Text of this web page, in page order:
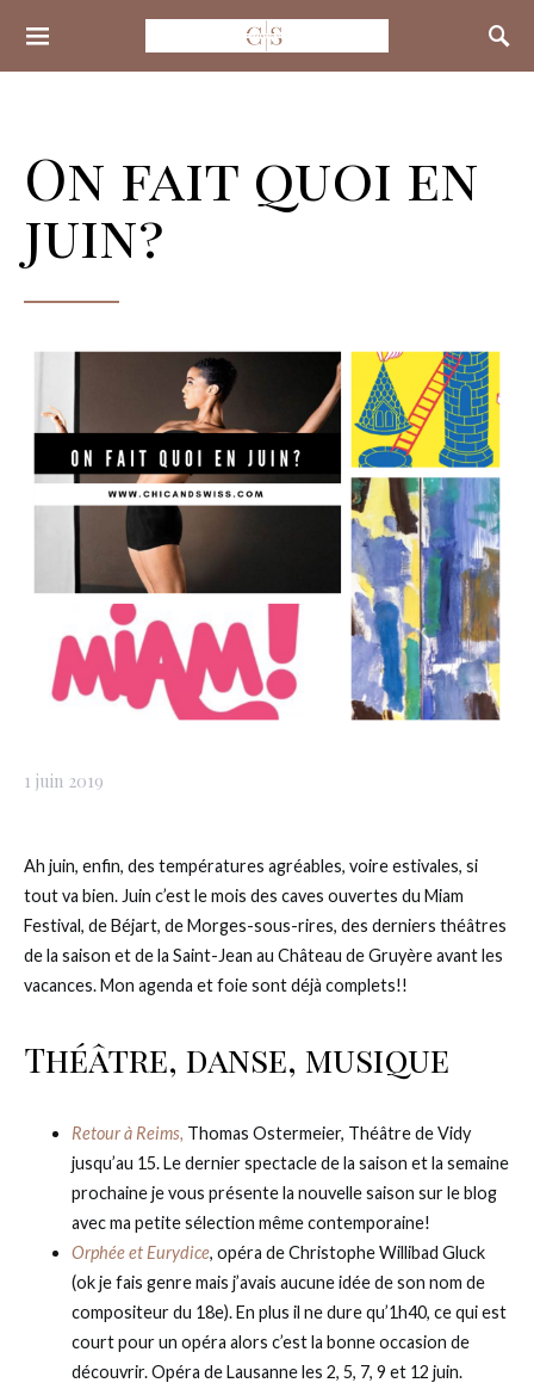
Search for:
On fait quoi en
juin?
1 juin 2019
Ah juin, enfin, des températures agréables, voire estivales, si
tout va bien. Juin c’est le mois des caves ouvertes du Miam
Festival, de Béjart, de Morges-sous-rires, des derniers théâtres
de la saison et de la Saint-Jean au Château de Gruyère avant les
vacances. Mon agenda et foie sont déjà complets!!
Théâtre, danse, musique
Retour à Reims, Thomas Ostermeier, Théâtre de Vidy
jusqu’au 15. Le dernier spectacle de la saison et la semaine
prochaine je vous présente la nouvelle saison sur le blog
avec ma petite sélection même contemporaine!
Orphée et Eurydice, opéra de Christophe Willibad Gluck
(ok je fais genre mais j’avais aucune idée de son nom de
compositeur du 18e). En plus il ne dure qu’1h40, ce qui est
court pour un opéra alors c’est la bonne occasion de
découvrir. Opéra de Lausanne les 2, 5, 7, 9 et 12 juin.